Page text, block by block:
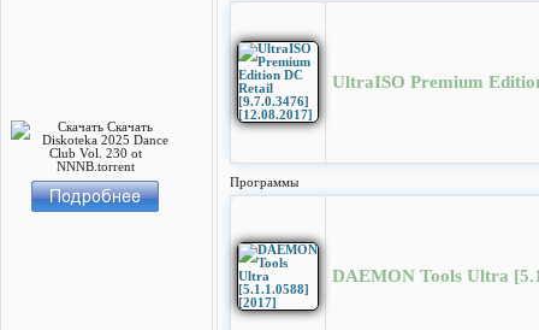
UltraISO Premium
Программы
DAEMON Tools Ultra